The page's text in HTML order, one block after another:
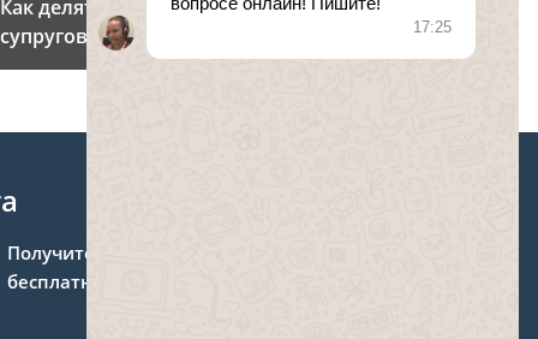
Как делятся ли кредиты при разводе
супругов
Получите консультацию
бесплатно